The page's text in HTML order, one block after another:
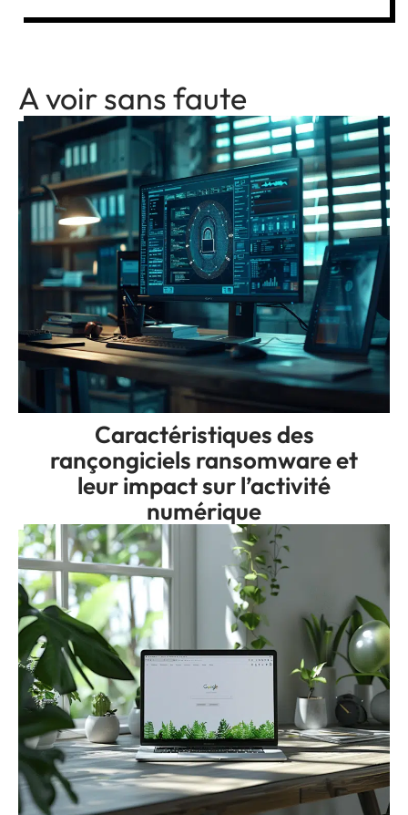
A voir sans faute
Caractéristiques des
rançongiciels ransomware et
leur impact sur l’activité
numérique